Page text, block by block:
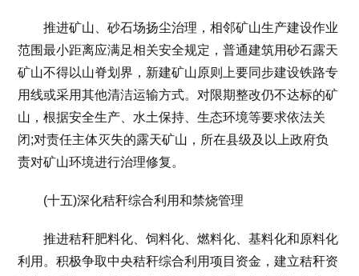
推进矿山、砂石场扬尘治理，相邻矿山生产建设作业
范围最小距离应满足相关安全规定，普通建筑用砂石露天
矿山不得以山脊划界，新建矿山原则上要同步建设铁路专
用线或采用其他清洁运输方式。对限期整改仍不达标的矿
山，根据安全生产、水土保持、生态环境等要求依法关
闭;对责任主体灭失的露天矿山，所在县级及以上政府负
责对矿山环境进行治理修复。
(十五)深化秸秆综合利用和禁烧管理
推进秸秆肥料化、饲料化、燃料化、基料化和原料化
利用。积极争取中央秸秆综合利用项目资金，建立秸秆资